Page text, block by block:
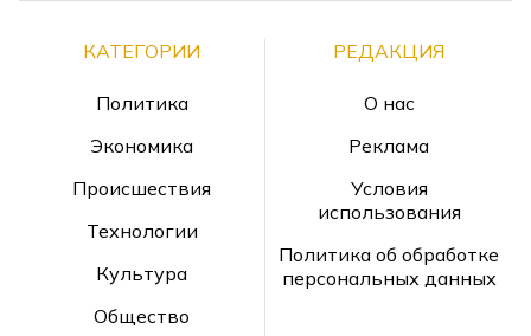
КАТЕГОРИИ
Политика
Экономика
Происшествия
Технологии
Культура
Общество
РЕДАКЦИЯ
О нас
Реклама
Условия
использования
Политика об обработке
персональных данных